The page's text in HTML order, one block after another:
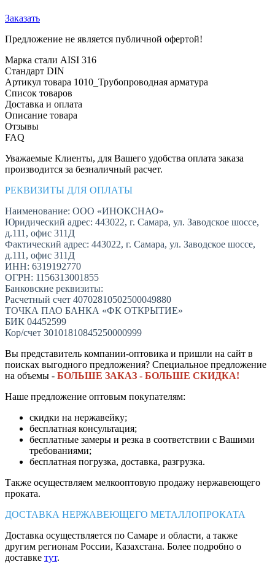
Заказать
Предложение не является публичной офертой!
Марка стали AISI 316
Стандарт DIN
Артикул товара 1010_Трубопроводная арматура
Список товаров
Доставка и оплата
Описание товара
Отзывы
FAQ
Уважаемые Клиенты, для Вашего удобства оплата заказа
производится за безналичный расчет.
РЕКВИЗИТЫ ДЛЯ ОПЛАТЫ
Наименование: ООО «ИНОКСНАО»
Юридический адрес: 443022, г. Самара, ул. Заводское шоссе,
д.111, офис 311Д
Фактический адрес: 443022, г. Самара, ул. Заводское шоссе,
д.111, офис 311Д
ИНН: 6319192770
ОГРН: 1156313001855
Банковские реквизиты:
Расчетный счет 40702810502500049880
ТОЧКА ПАО БАНКА «ФК ОТКРЫТИЕ»
БИК 04452599
Кор/счет 30101810845250000999
Вы представитель компании-оптовика и пришли на сайт в
поисках выгодного предложения? Специальное предложение
на объемы - БОЛЬШЕ ЗАКАЗ - БОЛЬШЕ СКИДКА!
Наше предложение оптовым покупателям:
скидки на нержавейку;
бесплатная консультация;
бесплатные замеры и резка в соответствии с Вашими
требованиями;
бесплатная погрузка, доставка, разгрузка.
Также осуществляем мелкооптовую продажу нержавеющего
проката.
ДОСТАВКА НЕРЖАВЕЮЩЕГО МЕТАЛЛОПРОКАТА
Доставка осуществляется по Самаре и области, а также
другим регионам России, Казахстана. Более подробно о
доставке тут.